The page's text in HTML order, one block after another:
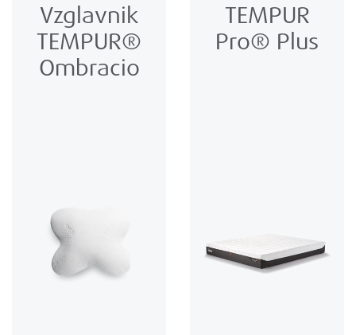
Vzglavnik
TEMPUR®
Ombracio
TEMPUR
Pro® Plus